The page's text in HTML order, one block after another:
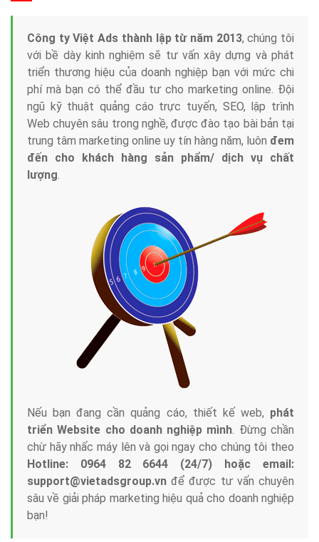
Công ty Việt Ads thành lập từ năm 2013, chúng tôi
với bề dày kinh nghiệm sẽ tư vấn xây dựng và phát
triển thương hiệu của doanh nghiệp bạn với mức chi
phí mà bạn có thể đầu tư cho marketing online. Đội
ngũ kỹ thuật quảng cáo trực tuyến, SEO, lập trình
Web chuyên sâu trong nghề, được đào tạo bài bản tại
trung tâm marketing online uy tín hàng năm, luôn đem
đến cho khách hàng sản phẩm/ dịch vụ chất
lượng.
Nếu bạn đang cần quảng cáo, thiết kế web, phát
triển Website cho doanh nghiệp mình. Đừng chần
chừ hãy nhấc máy lên và gọi ngay cho chúng tôi theo
Hotline: 0964 82 6644 (24/7) hoặc email:
support@vietadsgroup.vn để được tư vấn chuyên
sâu về giải pháp marketing hiệu quả cho doanh nghiệp
bạn!